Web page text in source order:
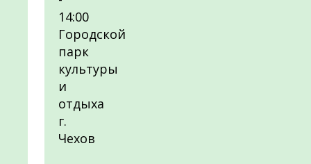
14:00
Городской
парк
культуры
и
отдыха
г.
Чехов